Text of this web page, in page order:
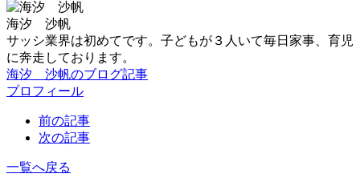
海汐 沙帆
サッシ業界は初めてです。子どもが３人いて毎日家事、育児
に奔走しております。
海汐 沙帆のブログ記事
プロフィール
前の記事
次の記事
一覧へ戻る